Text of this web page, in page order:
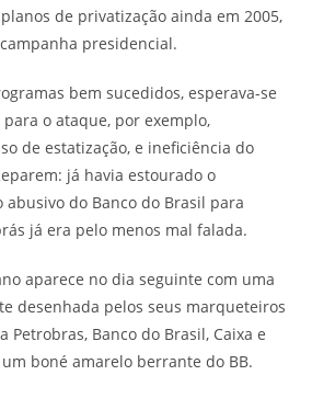
de privatização ainda em 2005,
presidencial.
bem sucedidos, esperava-se
o ataque, por exemplo,
de estatização, e ineficiência do
já havia estourado o
abusivo do Banco do Brasil para
já era pelo menos mal falada.
aparece no dia seguinte com uma
desenhada pelos seus marqueteiros
Petrobras, Banco do Brasil, Caixa e
um boné amarelo berrante do BB.